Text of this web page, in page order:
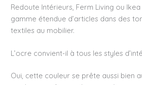
Redoute Intérieurs, Ferm Living ou
gamme étendue d’articles dans des
textiles au mobilier.
L’ocre convient-il à tous les styles
Oui, cette couleur se prête aussi bien